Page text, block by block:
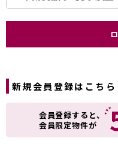
新規会員登録はこちら
会員登録すると、
会員限定物件が